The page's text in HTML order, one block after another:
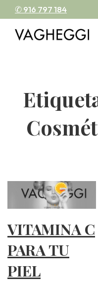
✆ 916 797 184
VITAMINA C
PARA TU
PIEL